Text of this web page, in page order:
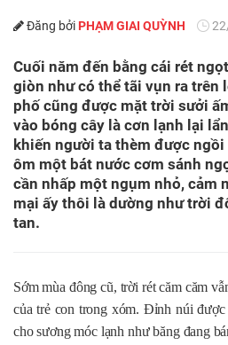
Đăng bởi PHẠM GIAI QUỲNH
Cuối năm đến bằng cái rét
giòn như có thể tãi vụn ra trên
phố cũng được mặt trời sưởi
vào bóng cây là cơn lạnh lại
khiến người ta thèm được
ôm một bát nước cơm sánh
cần nhấp một ngụm nhỏ, cảm
mại ấy thôi là dường như trời
tan.
Sớm mùa đông cũ, trời rét căm căm
của trẻ con trong xóm. Đỉnh núi được
cho sương móc lạnh như băng đang